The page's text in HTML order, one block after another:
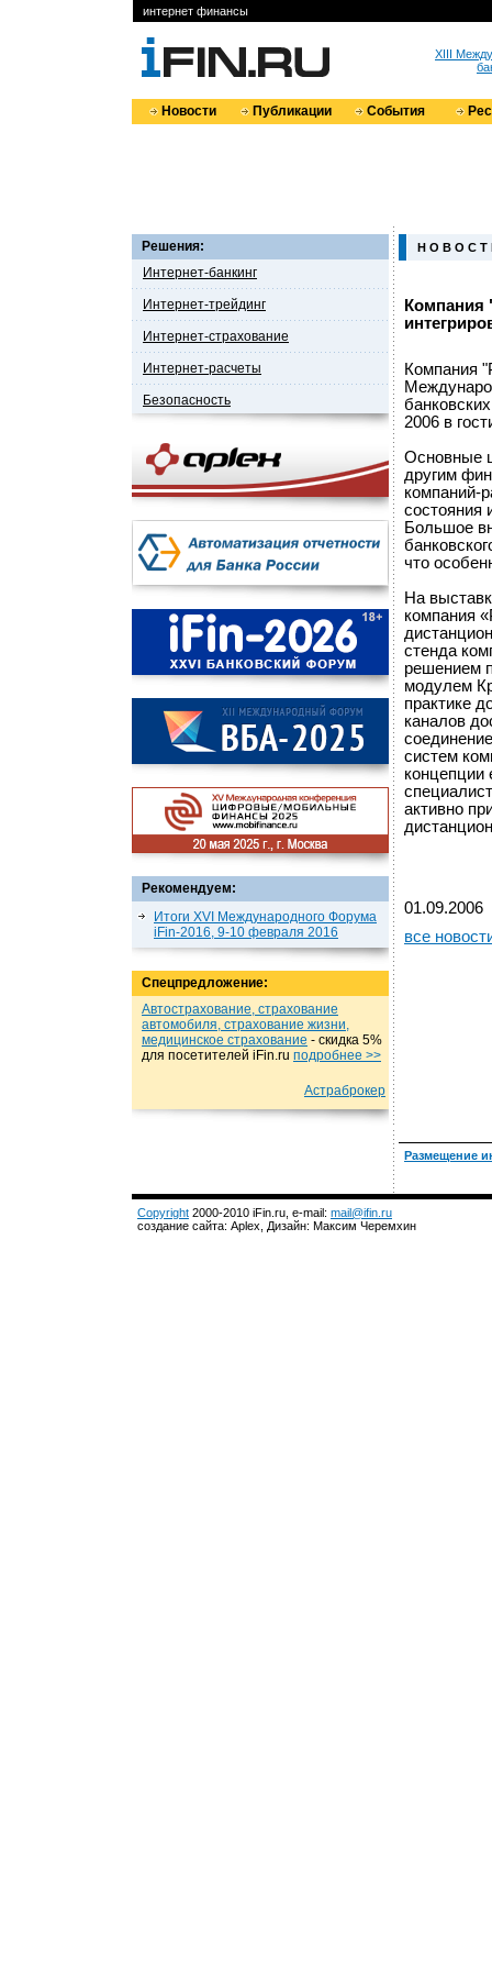
интернет финансы
XIII
Новости Публикации События
Решения:
Интернет-банкинг
Интернет-трейдинг
Интернет-страхование
Интернет-расчеты
Безопасность
Рекомендуем:
Итоги XVI Международного Форума
iFin-2016, 9-10 февраля 2016
Спецпредложение:
Автострахование, страхование
автомобиля, страхование жизни,
медицинское страхование - cкидка 5%
для посетителей iFin.ru подробнеe >>
Астраброкер
Н О В О С Т
Компания
Компания
2006 в
Основные
другим
компаний-
состояния
Большое
что
На
компания
стенда
решением
модулем
практике
каналов
систем
концепции
активно
01.09.2006
все
Размещение
Copyright 2000-2010 iFin.ru, e-mail: mail@ifin.ru
создание сайта: Aplex, Дизайн: Максим Черемхин